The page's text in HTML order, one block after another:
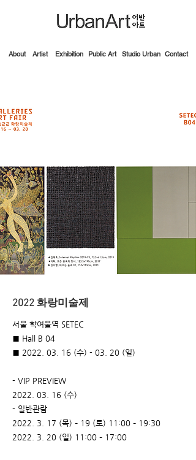
Contact
About Exhibition Public Art
Artist Studio Urban
2022 화랑미술제
서울 학여울역 SETEC
■ Hall B 04
■ 2022. 03. 16 (수) - 03. 20 (일)
- VIP PREVIEW
2022. 03. 16 (수)
- 일반관람
2022. 3. 17 (목) – 19 (토) 11:00 – 19:30
2022. 3. 20 (일) 11:00 – 17:00